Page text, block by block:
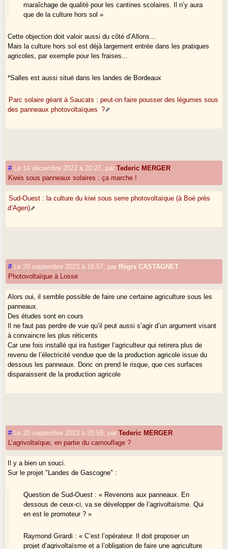
maraîchage de qualité pour les cantines scolaires. Il n’y aura
que de la culture hors sol »
Cette objection doit valoir aussi du côté d’Allons...
Mais la culture hors sol est déjà largement entrée dans les pratiques
agricoles, par exemple pour les fraises...
*Salles est aussi situé dans les landes de Bordeaux
Parc solaire géant à Saucats : peut-on faire pousser des légumes sous
des panneaux photovoltaïques ?
# Le 14 décembre 2022 à 20:27 parTederic MERGER
Kiwis sous panneaux solaires : ça marche !
Sud-Ouest : la culture du kiwi sous serre photovoltaïque (à Boé près
d’Agen)
# Le 20 septembre 2023 à 16:57 par Régis CASTAGNET
Photovoltaïque à Losse
Alors oui, il semble possible de faire une certaine agriculture sous les
panneaux.
Des études sont en cours
Il ne faut pas perdre de vue qu’il peut aussi s’agir d’un argument visant
à convaincre les plus réticents
Car une fois installé qui ira fustiger l’agriculteur qui retirera plus de
revenu de l’électricité vendue que de la production agricole issue du
dessous les panneaux. Donc on prend le risque, que ces surfaces
disparaissent de la production agricole
# Le 20 septembre 2023 à 20:59 parTederic MERGER
L’agrivoltaïque, en partie du camouflage ?
Il y a bien un souci.
Sur le projet "Landes de Gascogne" :
Question de Sud-Ouest : « Revenons aux panneaux. En
dessous de ceux-ci, va se développer de l’agrivoltaïsme. Qui
en est le promoteur ? »
Raymond Girardi : « C’est l’opérateur. Il doit proposer un
projet d’agrivoltaïsme et a l’obligation de faire une agriculture